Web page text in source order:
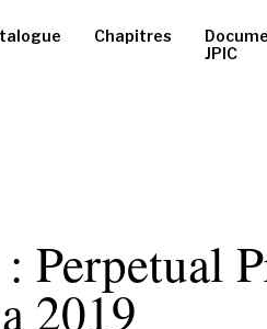
Chapitres
JPIC
2019